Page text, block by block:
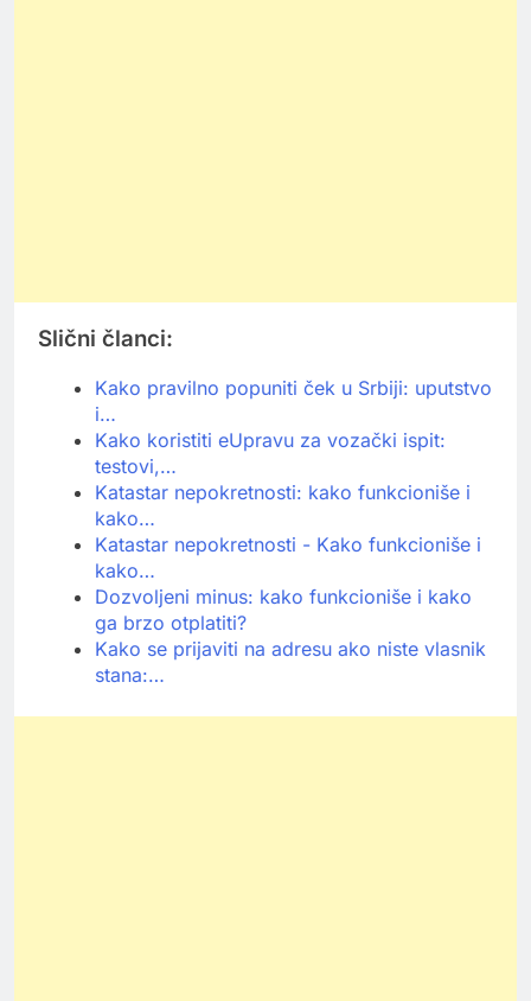
Slični članci:
Kako pravilno popuniti ček u Srbiji: uputstvo
i…
Kako koristiti eUpravu za vozački ispit:
testovi,…
Katastar nepokretnosti: kako funkcioniše i
kako…
Katastar nepokretnosti - Kako funkcioniše i
kako…
Dozvoljeni minus: kako funkcioniše i kako
ga brzo otplatiti?
Kako se prijaviti na adresu ako niste vlasnik
stana:…